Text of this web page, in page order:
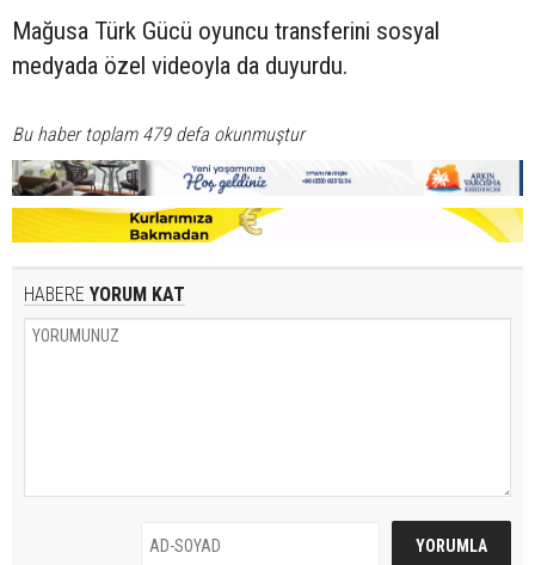
Mağusa Türk Gücü oyuncu transferini sosyal
medyada özel videoyla da duyurdu.
Bu haber toplam 479 defa okunmuştur
HABERE YORUM KAT